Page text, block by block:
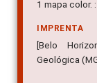
1 mapa color.
IMPRENTA
[Belo
Geológica